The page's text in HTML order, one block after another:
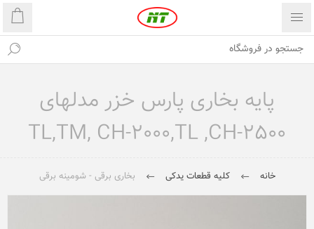
پایه بخاری پارس خزر مدلهای
TL,TM, CH-2000,TL ,CH-2500
خانه کلیه قطعات یدکی بخاری برقی - شومینه برقی